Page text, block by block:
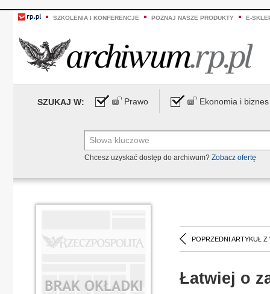
SZKOLENIA I KONFERENCJE POZNAJ NASZE PRODUKTY E-
SZUKAJ W: Prawo Ekonomia i biznes
Chcesz uzyskać dostęp do archiwum? Zobacz ofertę
POPRZEDNI ARTYKUŁ Z
Łatwiej o